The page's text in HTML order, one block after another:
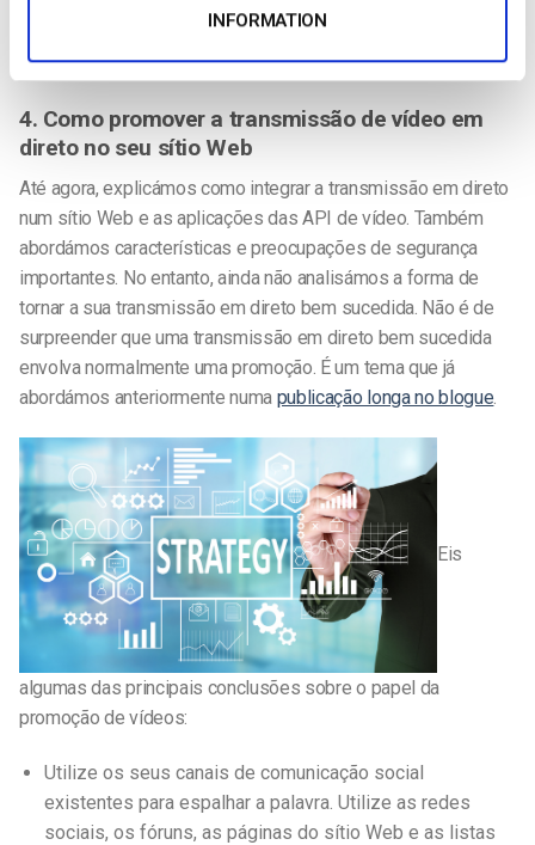
INFORMATION
transmissão em direto, em termos de oferta de
funcionalidades topo de gama a preços mais acessíveis.
4. Como promover a transmissão de vídeo em
direto no seu sítio Web
Até agora, explicámos como integrar a transmissão em direto
num sítio Web e as aplicações das API de vídeo. Também
abordámos características e preocupações de segurança
importantes. No entanto, ainda não analisámos a forma de
tornar a sua transmissão em direto bem sucedida. Não é de
surpreender que uma transmissão em direto bem sucedida
envolva normalmente uma promoção. É um tema que já
abordámos anteriormente numa publicação longa no blogue.
Eis
algumas das principais conclusões sobre o papel da
promoção de vídeos:
Utilize os seus canais de comunicação social
existentes para espalhar a palavra. Utilize as redes
sociais, os fóruns, as páginas do sítio Web e as listas